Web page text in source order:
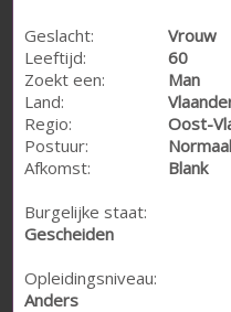
Geslacht:
Vrouw
Leeftijd:
60
Zoekt een:
Man
Land:
Regio:
Oost-
Postuur:
Normaal
Afkomst:
Blank
Burgelijke staat:
Gescheiden
Opleidingsniveau:
Anders